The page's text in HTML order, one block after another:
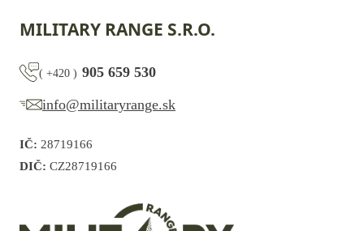
MILITARY RANGE S.R.O.
( +420 ) 905 659 530
info@militaryrange.sk
IČ: 28719166
DIČ: CZ28719166